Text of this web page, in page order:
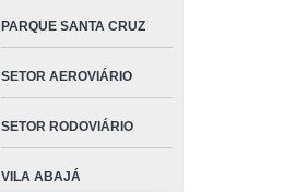
PARQUE SANTA CRUZ
SETOR AEROVIÁRIO
SETOR RODOVIÁRIO
VILA ABAJÁ